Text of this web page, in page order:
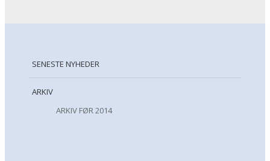
SENESTE NYHEDER
ARKIV
ARKIV FØR 2014